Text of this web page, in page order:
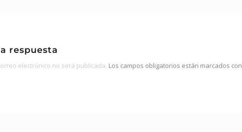
respuesta
electrónico no será publicada. Los campos obligatorios están marcados con